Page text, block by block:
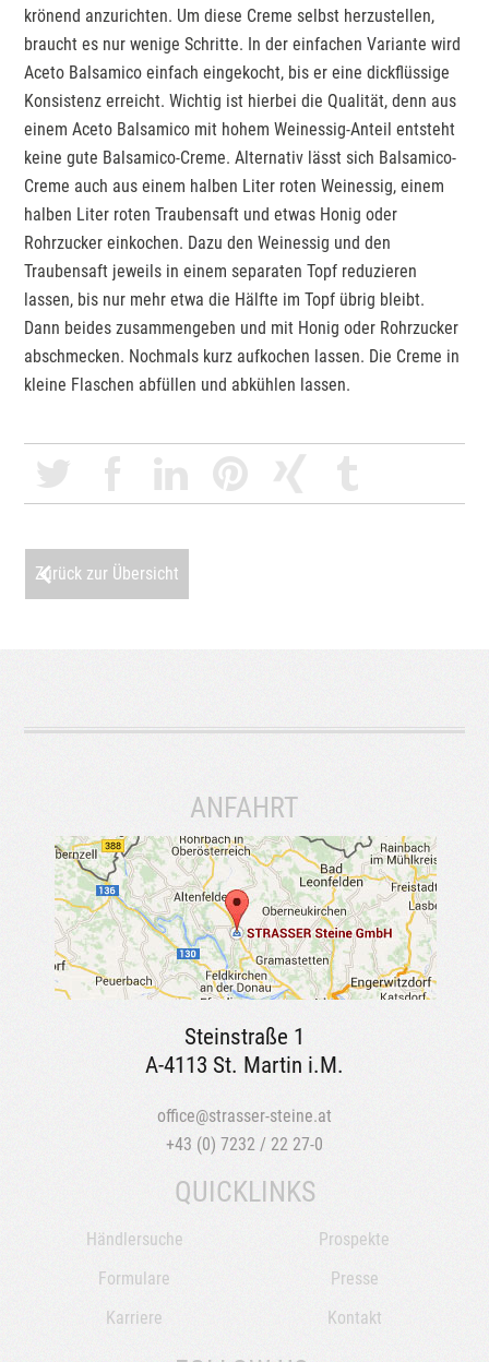
krönend anzurichten. Um diese Creme selbst herzustellen,
braucht es nur wenige Schritte. In der einfachen Variante wird
Aceto Balsamico einfach eingekocht, bis er eine dickflüssige
Konsistenz erreicht. Wichtig ist hierbei die Qualität, denn aus
einem Aceto Balsamico mit hohem Weinessig-Anteil entsteht
keine gute Balsamico-Creme. Alternativ lässt sich Balsamico-
Creme auch aus einem halben Liter roten Weinessig, einem
halben Liter roten Traubensaft und etwas Honig oder
Rohrzucker einkochen. Dazu den Weinessig und den
Traubensaft jeweils in einem separaten Topf reduzieren
lassen, bis nur mehr etwa die Hälfte im Topf übrig bleibt.
Dann beides zusammengeben und mit Honig oder Rohrzucker
abschmecken. Nochmals kurz aufkochen lassen. Die Creme in
kleine Flaschen abfüllen und abkühlen lassen.
Zurück zur Übersicht
ANFAHRT
Steinstraße 1
A-4113 St. Martin i.M.
office@strasser-steine.at
+43 (0) 7232 / 22 27-0
QUICKLINKS
Händlersuche
Prospekte
Formulare
Presse
Karriere
Kontakt